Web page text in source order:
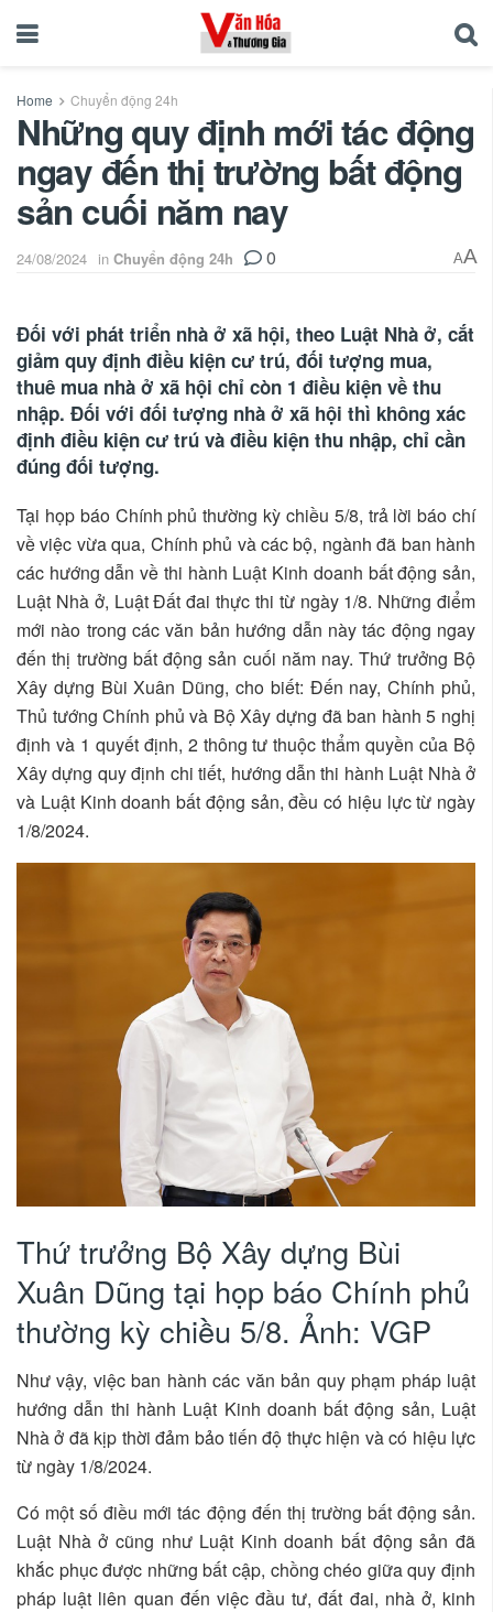
Home Chuyển động 24h
Những quy định mới tác động
ngay đến thị trường bất động
sản cuối năm nay
24/08/2024 in Chuyển động 24h 0 AA
Đối với phát triển nhà ở xã hội, theo Luật Nhà ở, cắt
giảm quy định điều kiện cư trú, đối tượng mua,
thuê mua nhà ở xã hội chỉ còn 1 điều kiện về thu
nhập. Đối với đối tượng nhà ở xã hội thì không xác
định điều kiện cư trú và điều kiện thu nhập, chỉ cần
đúng đối tượng.
Tại họp báo Chính phủ thường kỳ chiều 5/8, trả lời báo chí
về việc vừa qua, Chính phủ và các bộ, ngành đã ban hành
các hướng dẫn về thi hành Luật Kinh doanh bất động sản,
Luật Nhà ở, Luật Đất đai thực thi từ ngày 1/8. Những điểm
mới nào trong các văn bản hướng dẫn này tác động ngay
đến thị trường bất động sản cuối năm nay. Thứ trưởng Bộ
Xây dựng Bùi Xuân Dũng, cho biết: Đến nay, Chính phủ,
Thủ tướng Chính phủ và Bộ Xây dựng đã ban hành 5 nghị
định và 1 quyết định, 2 thông tư thuộc thẩm quyền của Bộ
Xây dựng quy định chi tiết, hướng dẫn thi hành Luật Nhà ở
và Luật Kinh doanh bất động sản, đều có hiệu lực từ ngày
1/8/2024.
Thứ trưởng Bộ Xây dựng Bùi
Xuân Dũng tại họp báo Chính phủ
thường kỳ chiều 5/8. Ảnh: VGP
Như vậy, việc ban hành các văn bản quy phạm pháp luật
hướng dẫn thi hành Luật Kinh doanh bất động sản, Luật
Nhà ở đã kịp thời đảm bảo tiến độ thực hiện và có hiệu lực
từ ngày 1/8/2024.
Có một số điều mới tác động đến thị trường bất động sản.
Luật Nhà ở cũng như Luật Kinh doanh bất động sản đã
khắc phục được những bất cập, chồng chéo giữa quy định
pháp luật liên quan đến việc đầu tư, đất đai, nhà ở, kinh